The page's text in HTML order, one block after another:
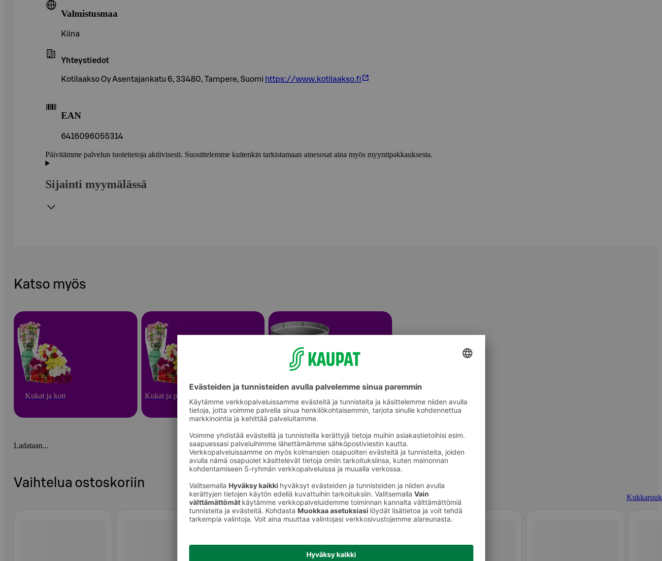
Valmistusmaa
Kiina
Yhteystiedot
Kotilaakso Oy Asentajankatu 6, 33480, Tampere, Suomi https://www.kotilaakso.fi
EAN
6416096055314
Päivitämme palvelun tuotetietoja aktiivisesti. Suosittelemme kuitenkin tarkistamaan ainesosat aina myös myyntipakkauksesta.
Sijainti myymälässä
Katso myös
Kukat ja koti Kukat ja puutarha
Ladataan...
Vaihtelua ostoskoriin